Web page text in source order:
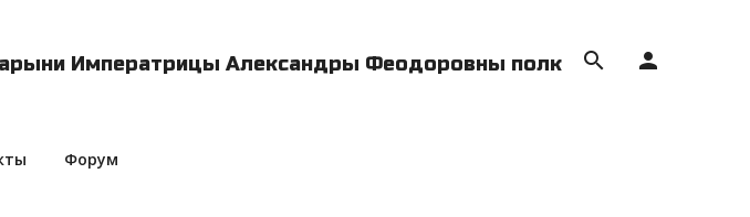
Императрицы Александры Феодоровны полк person
search
Форум